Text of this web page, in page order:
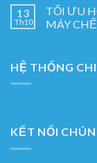
13
Th10
TỐI ƯU
MÁY
HỆ THỐNG
KẾT NỐI